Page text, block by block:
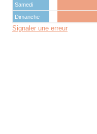
Samedi
Dimanche
Signaler une erreur